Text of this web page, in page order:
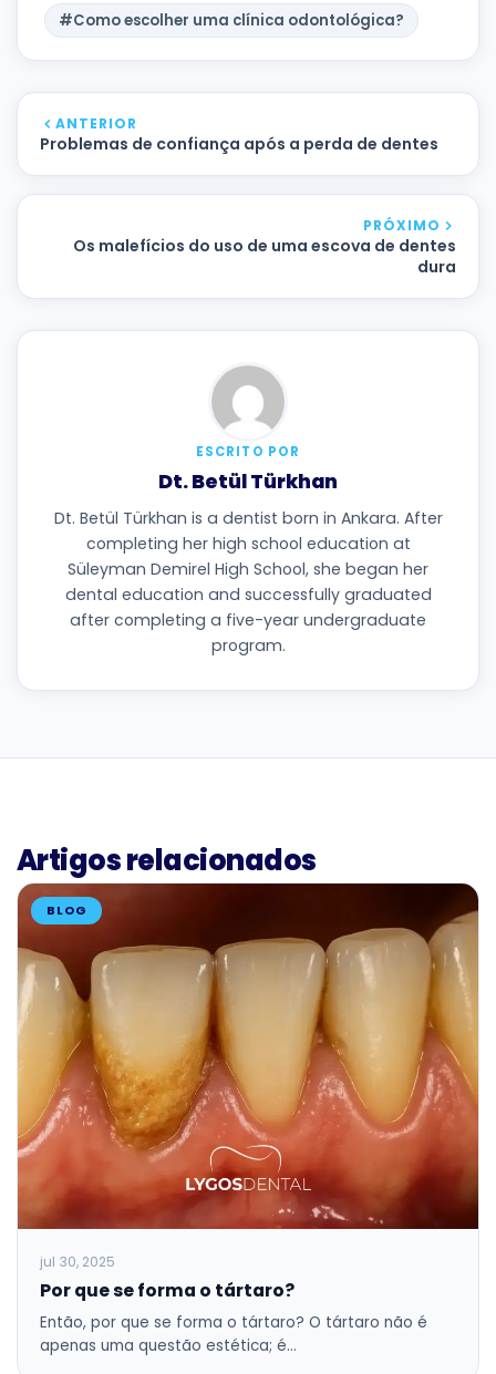
#Como escolher uma clínica odontológica?
ANTERIOR
Problemas de confiança após a perda de dentes
PRÓXIMO
Os malefícios do uso de uma escova de dentes
dura
ESCRITO POR
Dt. Betül Türkhan
Dt. Betül Türkhan is a dentist born in Ankara. After
completing her high school education at
Süleyman Demirel High School, she began her
dental education and successfully graduated
after completing a five-year undergraduate
program.
Artigos relacionados
BLOG
jul 30, 2025
Por que se forma o tártaro?
Então, por que se forma o tártaro? O tártaro não é
apenas uma questão estética; é…